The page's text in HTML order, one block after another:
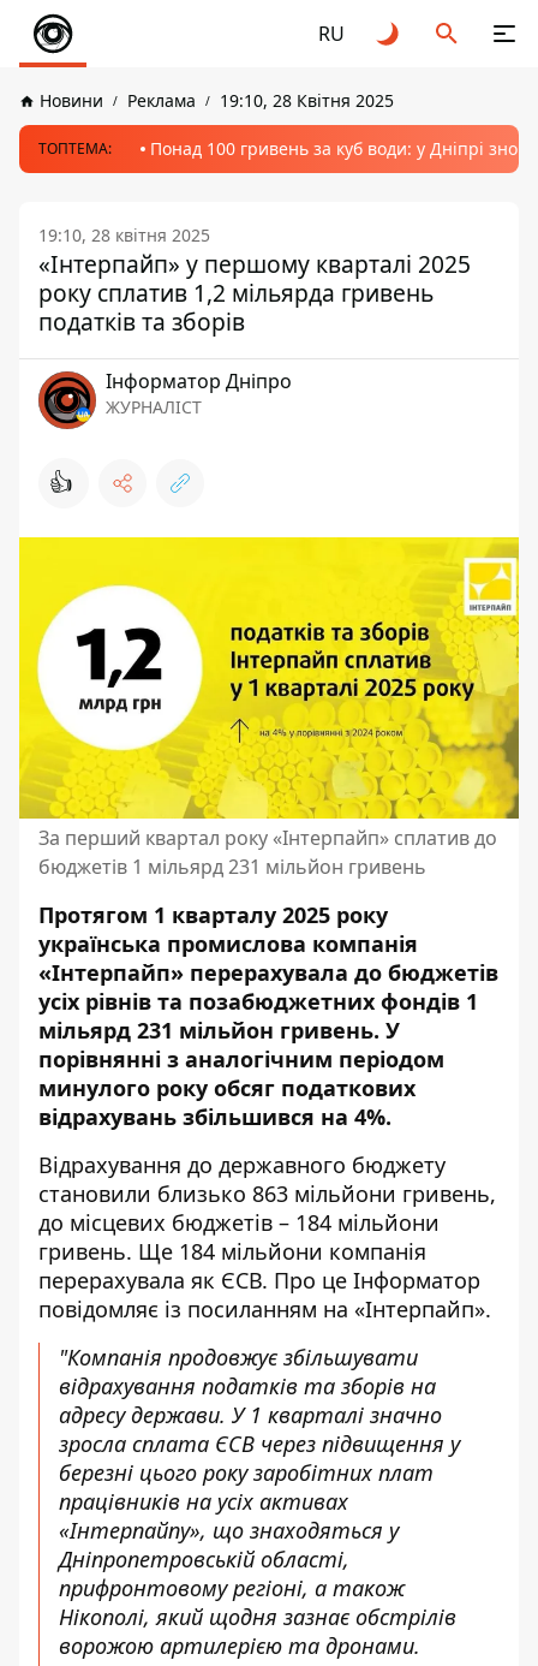
RU
Новини Реклама 19:10, 28 Квітня 2025
ТОПТЕМА: Понад 100 гривень за куб води: у Дніпрі
19:10, 28 квітня 2025
«Інтерпайп» у першому кварталі 2025
року сплатив 1,2 мільярда гривень
податків та зборів
Інформатор Дніпро
ЖУРНАЛІСТ
👍
За перший квартал року «Інтерпайп» сплатив до
бюджетів 1 мільярд 231 мільйон гривень
Протягом 1 кварталу 2025 року
українська промислова компанія
«Інтерпайп» перерахувала до бюджетів
усіх рівнів та позабюджетних фондів 1
мільярд 231 мільйон гривень. У
порівнянні з аналогічним періодом
минулого року обсяг податкових
відрахувань збільшився на 4%.
Відрахування до державного бюджету
становили близько 863 мільйони гривень,
до місцевих бюджетів – 184 мільйони
гривень. Ще 184 мільйони компанія
перерахувала як ЄСВ. Про це Інформатор
повідомляє із посиланням на «Інтерпайп».
"Компанія продовжує збільшувати
відрахування податків та зборів на
адресу держави. У 1 кварталі значно
зросла сплата ЄСВ через підвищення у
березні цього року заробітних плат
працівників на усіх активах
«Інтерпайпу», що знаходяться у
Дніпропетровській області,
прифронтовому регіоні, а також
Нікополі, який щодня зазнає обстрілів
ворожою артилерією та дронами.